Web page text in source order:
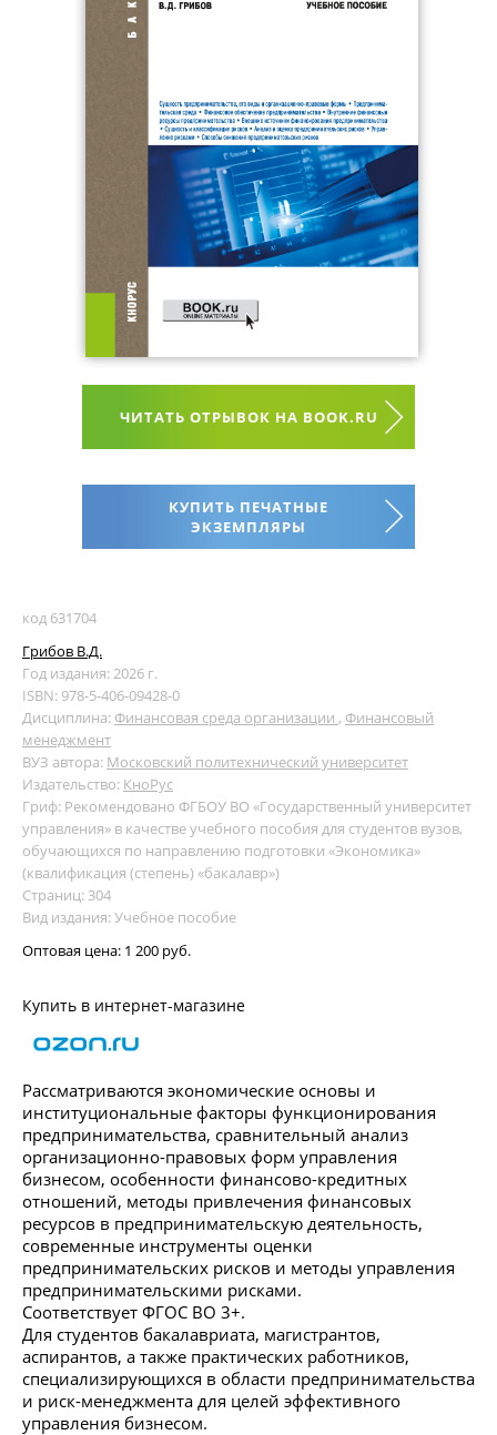
ЧИТАТЬ ОТРЫВОК НА BOOK.RU
КУПИТЬ ПЕЧАТНЫЕ
ЭКЗЕМПЛЯРЫ
код 631704
Грибов В.Д.
Год издания: 2026 г.
ISBN: 978-5-406-09428-0
Дисциплина: Финансовая среда организации , Финансовый
менеджмент
ВУЗ автора: Московский политехнический университет
Издательство: КноРус
Гриф: Рекомендовано ФГБОУ ВО «Государственный университет
управления» в качестве учебного пособия для студентов вузов,
обучающихся по направлению подготовки «Экономика»
(квалификация (степень) «бакалавр»)
Страниц: 304
Вид издания: Учебное пособие
Оптовая цена: 1 200 руб.
Купить в интернет-магазине
Рассматриваются экономические основы и
институциональные факторы функционирования
предпринимательства, сравнительный анализ
организационно-правовых форм управления
бизнесом, особенности финансово-кредитных
отношений, методы привлечения финансовых
ресурсов в предпринимательскую деятельность,
современные инструменты оценки
предпринимательских рисков и методы управления
предпринимательскими рисками.
Соответствует ФГОС ВО 3+.
Для студентов бакалавриата, магистрантов,
аспирантов, а также практических работников,
специализирующихся в области предпринимательства
и риск-менеджмента для целей эффективного
управления бизнесом.